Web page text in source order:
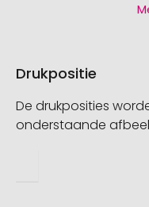
Drukpositie
De drukposities
onderstaande